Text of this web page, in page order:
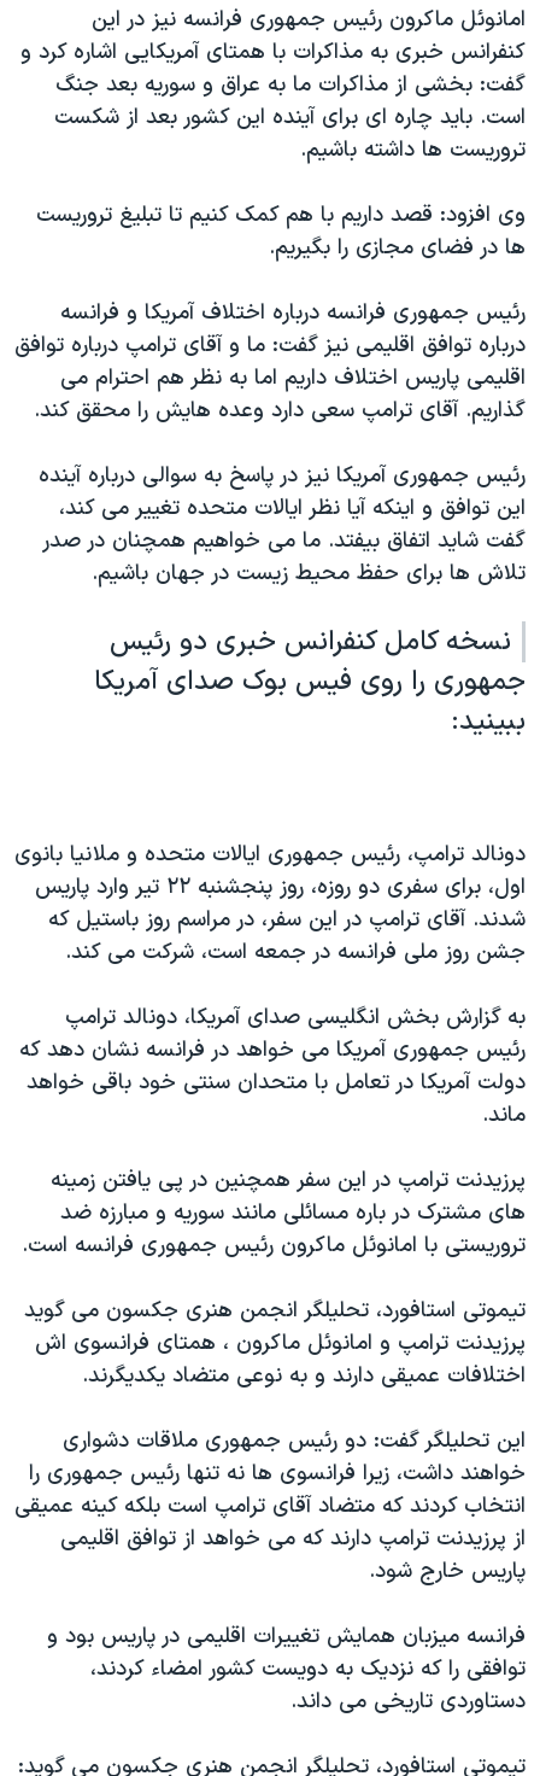
امانوئل ماکرون رئیس جمهوری فرانسه نیز در این
کنفرانس خبری به مذاکرات با همتای آمریکایی اشاره کرد و
گفت: بخشی از مذاکرات ما به عراق و سوریه بعد جنگ
است. باید چاره ای برای آینده این کشور بعد از شکست
تروریست ها داشته باشیم.
وی افزود: قصد داریم با هم کمک کنیم تا تبلیغ تروریست
ها در فضای مجازی را بگیریم.
رئیس جمهوری فرانسه درباره اختلاف آمریکا و فرانسه
درباره توافق اقلیمی نیز گفت: ما و آقای ترامپ درباره توافق
اقلیمی پاریس اختلاف داریم اما به نظر هم احترام می
گذاریم. آقای ترامپ سعی دارد وعده هایش را محقق کند.
رئیس جمهوری آمریکا نیز در پاسخ به سوالی درباره آینده
این توافق و اینکه آیا نظر ایالات متحده تغییر می کند،
گفت شاید اتفاق بیفتد. ما می خواهیم همچنان در صدر
تلاش ها برای حفظ محیط زیست در جهان باشیم.
نسخه کامل کنفرانس خبری دو رئیس
جمهوری را روی فیس بوک صدای آمریکا
ببینید:
دونالد ترامپ، رئیس جمهوری ایالات متحده و ملانیا بانوی
اول، برای سفری دو روزه، روز پنجشنبه ۲۲ تیر وارد پاریس
شدند. آقای ترامپ در این سفر، در مراسم روز باستیل که
جشن‌ روز ملی فرانسه در جمعه است، شرکت می کند.
به گزارش بخش انگلیسی صدای آمریکا، دونالد ترامپ
رئیس جمهوری آمریکا می خواهد در فرانسه نشان دهد که
دولت آمریکا در تعامل با متحدان سنتی خود باقی خواهد
ماند.
پرزیدنت ترامپ در این سفر همچنین در پی یافتن زمینه
های مشترک در باره مسائلی مانند سوریه و مبارزه ضد
تروریستی با امانوئل ماکرون رئیس جمهوری فرانسه است.
تیموتی استافورد، تحلیلگر انجمن هنری جکسون می گوید
پرزیدنت ترامپ و امانوئل ماکرون ، همتای فرانسوی اش
اختلافات عمیقی دارند و به نوعی متضاد یکدیگرند.
این تحلیلگر گفت: دو رئیس جمهوری ملاقات دشواری
خواهند داشت، زیرا فرانسوی ها نه تنها رئیس جمهوری را
انتخاب کردند که متضاد آقای ترامپ است بلکه کینه عمیقی
از پرزیدنت ترامپ دارند که می خواهد از توافق اقلیمی
پاریس خارج شود.
فرانسه میزبان همایش تغییرات اقلیمی در پاریس بود و
توافقی را که نزدیک به دویست کشور امضاء کردند،
دستاوردی تاریخی می داند.
تیموتی استافورد، تحلیلگر انجمن هنری جکسون می گوید: